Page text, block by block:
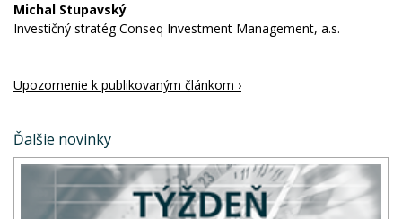
Michal Stupavský
Investičný stratég Conseq Investment Management, a.s.
Upozornenie k publikovaným článkom ›
Ďalšie novinky